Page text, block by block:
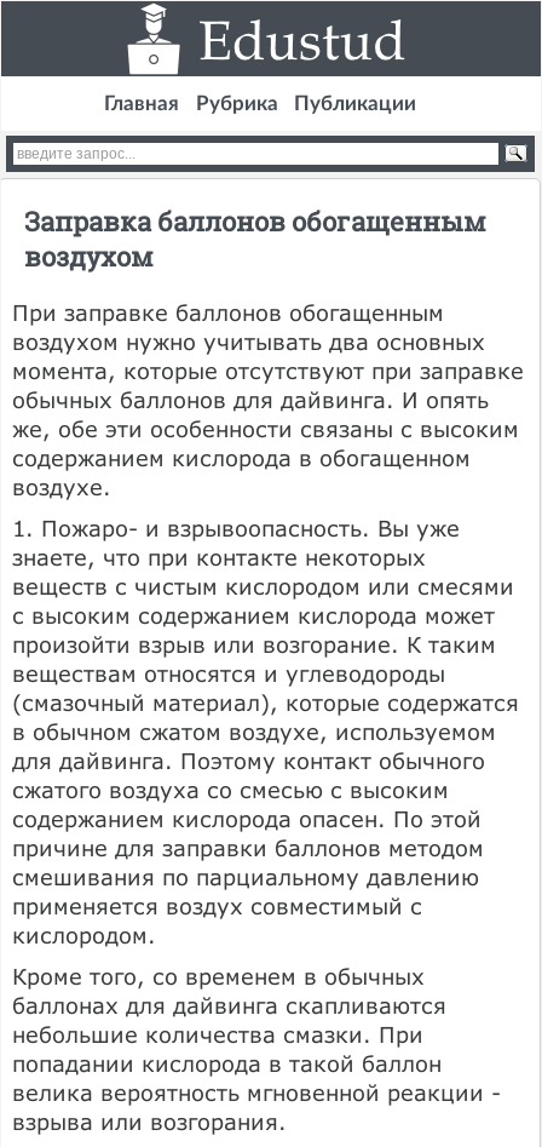
Главная Рубрика Публикации
Заправка баллонов обогащенным
воздухом
При заправке баллонов обогащенным
воздухом нужно учитывать два основных
момента, которые отсутствуют при заправке
обычных баллонов для дайвинга. И опять
же, обе эти особенности связаны с высоким
содержанием кислорода в обогащенном
воздухе.
1. Пожаро- и взрывоопасность. Вы уже
знаете, что при контакте некоторых
веществ с чистым кислородом или смесями
с высоким содержанием кислорода может
произойти взрыв или возгорание. К таким
веществам относятся и углеводороды
(смазочный материал), которые содержатся
в обычном сжатом воздухе, используемом
для дайвинга. Поэтому контакт обычного
сжатого воздуха со смесью с высоким
содержанием кислорода опасен. По этой
причине для заправки баллонов методом
смешивания по парциальному давлению
применяется воздух совместимый с
кислородом.
Кроме того, со временем в обычных
баллонах для дайвинга скапливаются
небольшие количества смазки. При
попадании кислорода в такой баллон
велика вероятность мгновенной реакции -
взрыва или возгорания.